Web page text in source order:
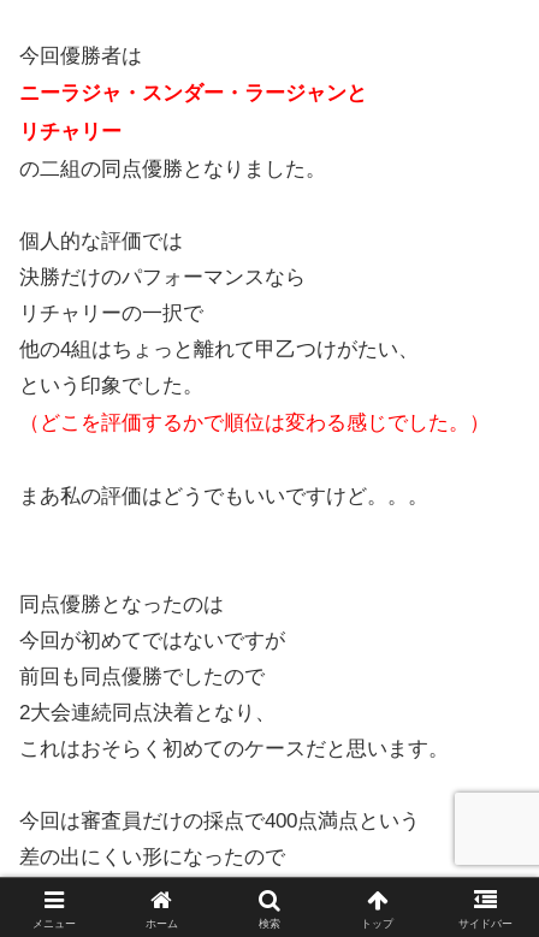
今回優勝者は
ニーラジャ・スンダー・ラージャンと
リチャリー
の二組の同点優勝となりました。
個人的な評価では
決勝だけのパフォーマンスなら
リチャリーの一択で
他の4組はちょっと離れて甲乙つけがたい、
という印象でした。
（どこを評価するかで順位は変わる感じでした。）
まあ私の評価はどうでもいいですけど。。。
同点優勝となったのは
今回が初めてではないですが
前回も同点優勝でしたので
2大会連続同点決着となり、
これはおそらく初めてのケースだと思います。
今回は審査員だけの採点で400点満点という
差の出にくい形になったので
こういうことも起こり得るわけですが、
今までの番組の歴史から何も学んでいないのか？
メニュー ホーム 検索 トップ サイドバー